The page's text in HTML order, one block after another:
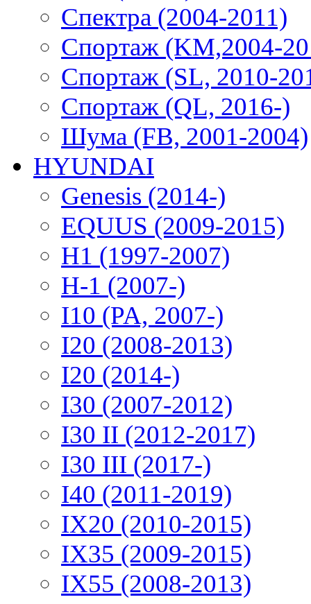
Спектра (2004-2011)
Спортаж (KM,2004-
Спортаж (SL, 2010-
Спортаж (QL, 2016-)
Шума (FB, 2001-2004)
HYUNDAI
Genesis (2014-)
EQUUS (2009-2015)
H1 (1997-2007)
H-1 (2007-)
I10 (PA, 2007-)
I20 (2008-2013)
I20 (2014-)
I30 (2007-2012)
I30 II (2012-2017)
I30 III (2017-)
I40 (2011-2019)
IX20 (2010-2015)
IX35 (2009-2015)
IX55 (2008-2013)